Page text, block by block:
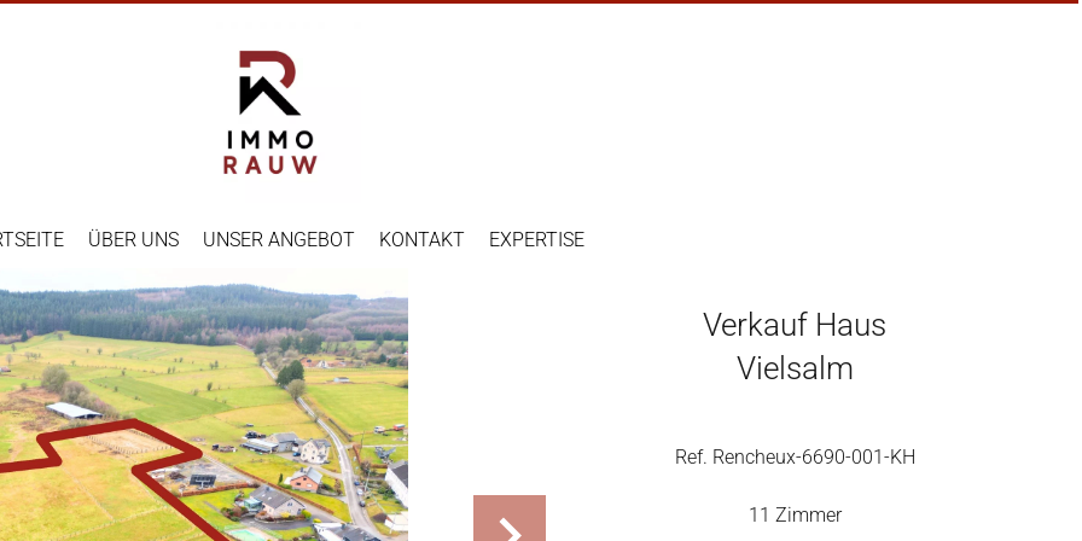
ÜBER UNS UNSER ANGEBOT KONTAKT EXPERTISE
Verkauf Haus
Vielsalm
Ref. Rencheux-6690-001-KH
11 Zimmer